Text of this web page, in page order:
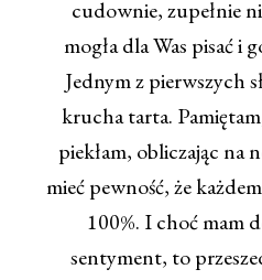
cudownie, zupełnie
mogła dla Was pisać
Jednym z pierwszych
krucha tarta.
piekłam, obliczając na
mieć pewność, że
100%. I choć mam
sentyment, to